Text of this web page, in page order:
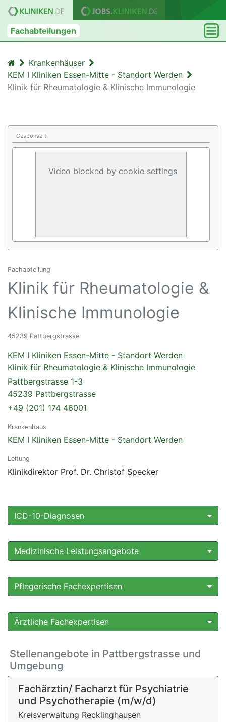
Fachabteilungen
Krankenhäuser
KEM I Kliniken Essen-Mitte - Standort Werden
Klinik für Rheumatologie & Klinische Immunologie
Gesponsert
Video blocked by cookie settings
Fachabteilung
Klinik für Rheumatologie &
Klinische Immunologie
45239 Pattbergstrasse
KEM I Kliniken Essen-Mitte - Standort Werden
Klinik für Rheumatologie & Klinische Immunologie
Pattbergstrasse 1-3
45239 Pattbergstrasse
+49 (201) 174 46001
Krankenhaus
KEM I Kliniken Essen-Mitte - Standort Werden
Leitung
Klinikdirektor Prof. Dr. Christof Specker
ICD-10-Diagnosen
Medizinische Leistungsangebote
Pflegerische Fachexpertisen
Ärztliche Fachexpertisen
Stellenangebote in Pattbergstrasse und
Umgebung
Fachärztin/ Facharzt für Psychiatrie
und Psychotherapie (m/w/d)
Kreisverwaltung Recklinghausen